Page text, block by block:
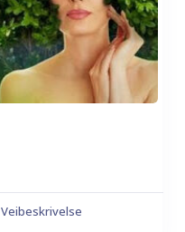
Veibeskrivelse